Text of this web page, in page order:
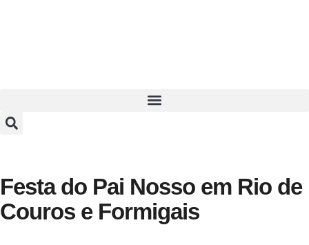
Festa do Pai Nosso em Rio de
Couros e Formigais